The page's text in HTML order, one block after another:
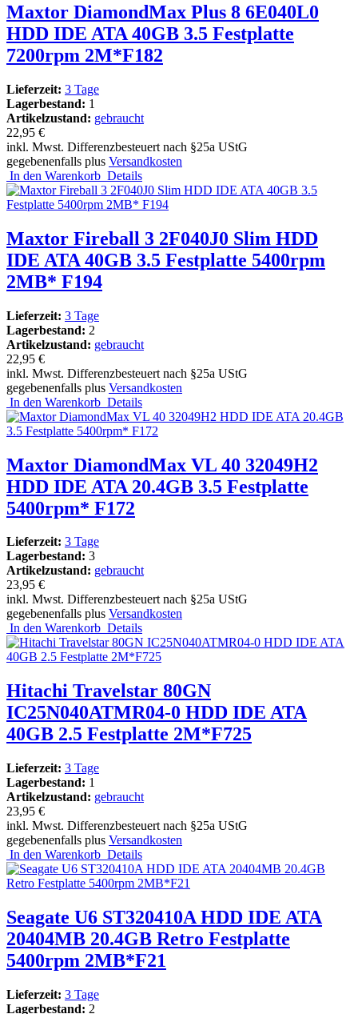
Maxtor DiamondMax Plus 8 6E040L0
HDD IDE ATA 40GB 3.5 Festplatte
7200rpm 2M*F182
Lieferzeit: 3 Tage
Lagerbestand: 1
Artikelzustand: gebraucht
22,95 €
inkl. Mwst. Differenzbesteuert nach §25a UStG
gegebenenfalls plus Versandkosten
In den Warenkorb Details
Maxtor Fireball 3 2F040J0 Slim HDD
IDE ATA 40GB 3.5 Festplatte 5400rpm
2MB* F194
Lieferzeit: 3 Tage
Lagerbestand: 2
Artikelzustand: gebraucht
22,95 €
inkl. Mwst. Differenzbesteuert nach §25a UStG
gegebenenfalls plus Versandkosten
In den Warenkorb Details
Maxtor DiamondMax VL 40 32049H2
HDD IDE ATA 20.4GB 3.5 Festplatte
5400rpm* F172
Lieferzeit: 3 Tage
Lagerbestand: 3
Artikelzustand: gebraucht
23,95 €
inkl. Mwst. Differenzbesteuert nach §25a UStG
gegebenenfalls plus Versandkosten
In den Warenkorb Details
Hitachi Travelstar 80GN
IC25N040ATMR04-0 HDD IDE ATA
40GB 2.5 Festplatte 2M*F725
Lieferzeit: 3 Tage
Lagerbestand: 1
Artikelzustand: gebraucht
23,95 €
inkl. Mwst. Differenzbesteuert nach §25a UStG
gegebenenfalls plus Versandkosten
In den Warenkorb Details
Seagate U6 ST320410A HDD IDE ATA
20404MB 20.4GB Retro Festplatte
5400rpm 2MB*F21
Lieferzeit: 3 Tage
Lagerbestand: 2